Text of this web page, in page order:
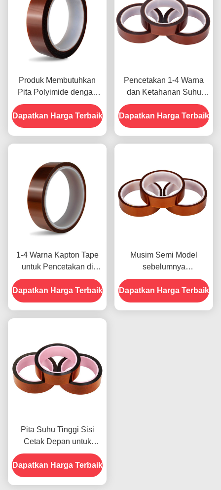
Produk Membutuhkan
Pita Polyimide dengan
Resistensi Tegangan
1000V
Dapatkan Harga Terbaik
Pencetakan 1-4 Warna
dan Ketahanan Suhu
-10C-80C Metode
Pembayaran Kartu Kredit
untuk Model Sebelumnya
Dapatkan Harga Terbaik
1-4 Warna Kapton Tape
untuk Pencetakan di
Bagian Depan
Dapatkan Harga Terbaik
Musim Semi Model
sebelumnya
menampilkan Ketahanan
Terhadap Kelembaban
dan Kekuatan Kupas
Dapatkan Harga Terbaik
Pita Suhu Tinggi Sisi
Cetak Depan untuk
Produk Dalam Stok
Dapatkan Harga Terbaik